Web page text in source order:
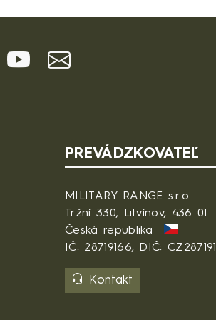
PREVÁDZKOVATEĽ
MILITARY RANGE s.r.o.
Tržní 330, Litvínov, 436 01
Česká republika
IČ: 28719166, DIČ:
Kontakt